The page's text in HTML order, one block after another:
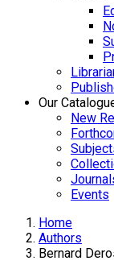
Our
New
Events
Home
Authors
Bernard